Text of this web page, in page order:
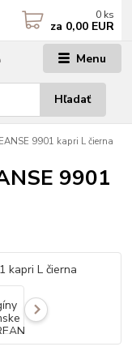
Menu
Hľadať
0 ks
za 0,00 EUR
9901 kapri L čierna
9901